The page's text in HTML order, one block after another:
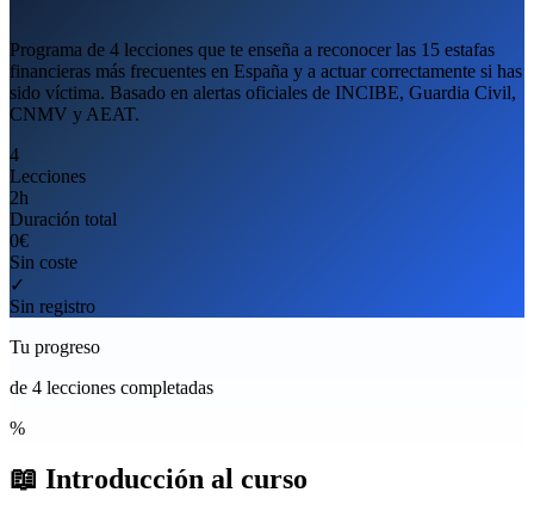
Programa de 4 lecciones que te enseña a reconocer las 15 estafas
financieras más frecuentes en España y a actuar correctamente si has
sido víctima. Basado en alertas oficiales de INCIBE, Guardia Civil,
CNMV y AEAT.
4
Lecciones
2h
Duración total
0€
Sin coste
✓
Sin registro
Tu progreso
de 4 lecciones completadas
%
📖 Introducción al curso